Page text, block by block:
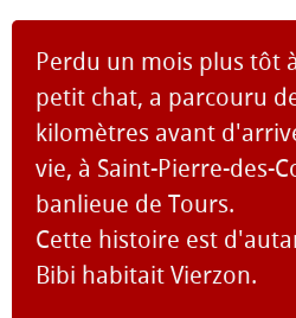
Perdu un mois plus tôt
petit chat, a parcouru
kilomètres avant
vie, à Saint-Pierre-des-
banlieue de Tours.
Cette histoire est
Bibi habitait Vierzon.